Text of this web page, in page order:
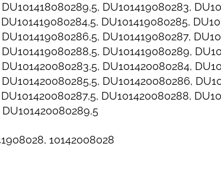
DU101419080283,
DU101419080285,
DU101419080287,
DU101419080289,
DU101420080284,
DU101420080286,
DU101420080288,
10142008028